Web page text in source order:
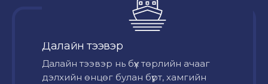
Далайн тээвэр
Далайн тээвэр нь бүх төрлийн ачааг
дэлхийн өнцөг булан бүрт, хамгийн